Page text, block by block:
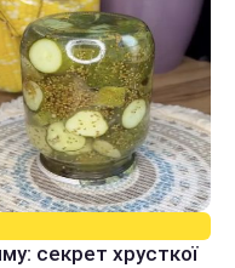
секрет хрусткої